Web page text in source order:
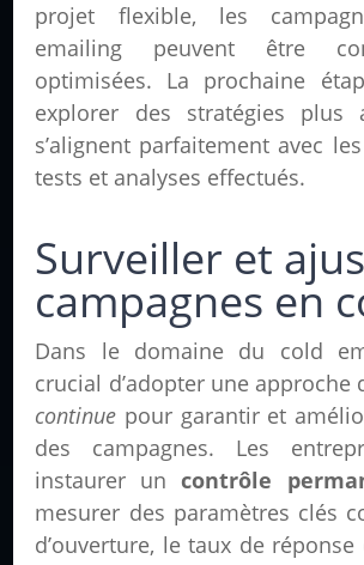
projet flexible, les
emailing peuvent être
optimisées. La prochaine
explorer des stratégies plus
s’alignent parfaitement avec
tests et analyses effectués.
Surveiller et
campagnes en
Dans le domaine du cold
crucial d’adopter une approche
continue pour garantir et
des campagnes. Les
instaurer uncontrôle
mesurer des paramètres clés
d’ouverture, le taux de réponse